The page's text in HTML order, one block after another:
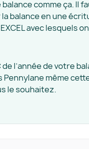
comme ça. Il
balance en une
avec lesquels
l’année de votre
même
le souhaitez.